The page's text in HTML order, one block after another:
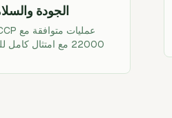
الجودة
22000 مع امتثال كامل للصحة النباتية